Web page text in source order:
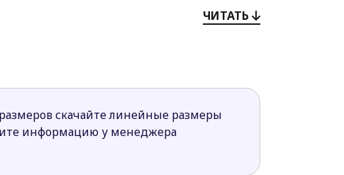
установка высокого забора со
в единое пространство кухня,
стиле.
ЧИТАТЬ
скачайте линейные размеры
информацию у менеджера